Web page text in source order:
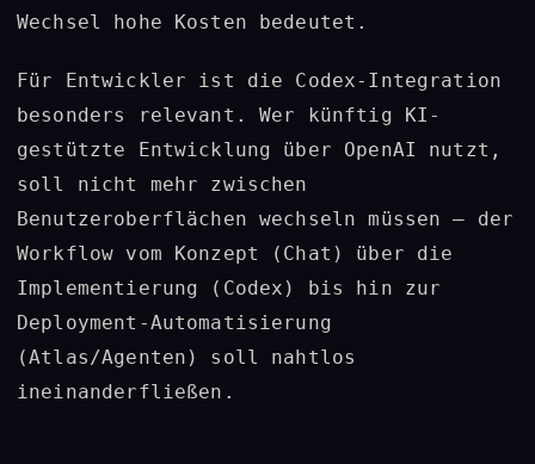
Wechsel hohe Kosten bedeutet.
Für Entwickler ist die Codex-Integration
besonders relevant. Wer künftig KI-
gestützte Entwicklung über OpenAI nutzt,
soll nicht mehr zwischen
Benutzeroberflächen wechseln müssen – der
Workflow vom Konzept (Chat) über die
Implementierung (Codex) bis hin zur
Deployment-Automatisierung
(Atlas/Agenten) soll nahtlos
ineinanderfließen.